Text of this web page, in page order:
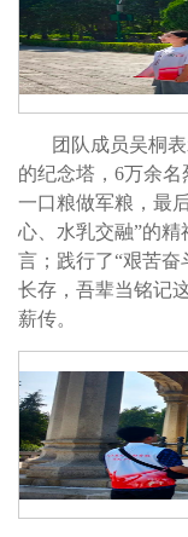
团队成员吴桐
的纪念塔，6万余
一口粮做军粮，最
心、水乳交融”的精
言；践行了“艰苦
长存，吾辈当铭记
薪传。